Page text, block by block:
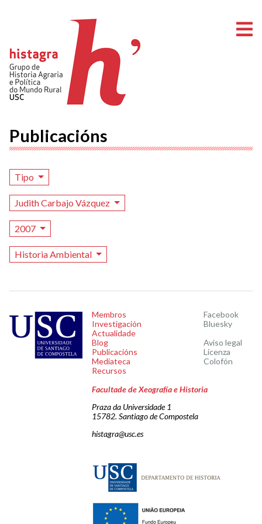
Publicacións
Tipo
Judith Carbajo Vázquez
2007
Historia Ambiental
Membros
Investigación
Actualidade
Blog
Publicacións
Mediateca
Recursos
Facebook
Bluesky
Aviso legal
Licenza
Colofón
Facultade de Xeografía e Historia
Praza da Universidade 1
15782. Santiago de Compostela
histagra@usc.es